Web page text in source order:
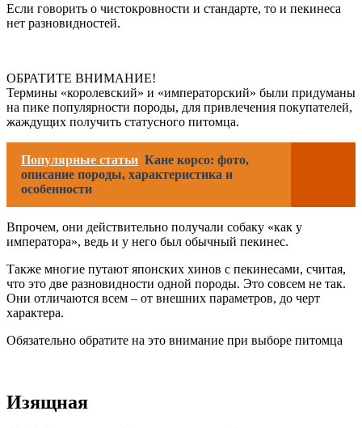
Если говорить о чистокровности и стандарте, то и пекинеса
нет разновидностей.
ОБРАТИТЕ ВНИМАНИЕ!
Термины «королевский» и «императорский» были придуманы
на пике популярности породы, для привлечения покупателей,
жаждущих получить статусного питомца.
Популярные статьи Кане корсо: фото,
описание породы, характеристика и
особенности
Впрочем, они действительно получали собаку «как у
императора», ведь и у него был обычный пекинес.
Также многие путают японских хинов с пекинесами, считая,
что это две разновидности одной породы. Это совсем не так.
Они отличаются всем – от внешних параметров, до черт
характера.
Обязательно обратите на это внимание при выборе питомца
Изящная